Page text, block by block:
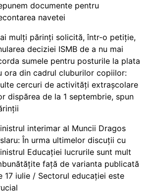
documente pentru
navetei
mulți părinți solicită, într-o petiție,
deciziei ISMB de a nu mai
sumele pentru posturile la plata
ora din cadrul cluburilor copiilor:
cercuri de activități extrașcolare
dispărea de la 1 septembrie, spun
interimar al Muncii Dragos
În urma ultimelor discuții cu
Educației lucrurile sunt mult
față de varianta publicată
17 iulie / Sectorul educației este